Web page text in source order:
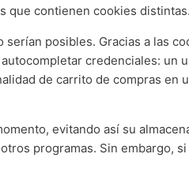
que contienen cookies distintas.
posibles. Gracias a las
credenciales: un
de carrito de compras en
evitando así su
programas. Sin embargo,